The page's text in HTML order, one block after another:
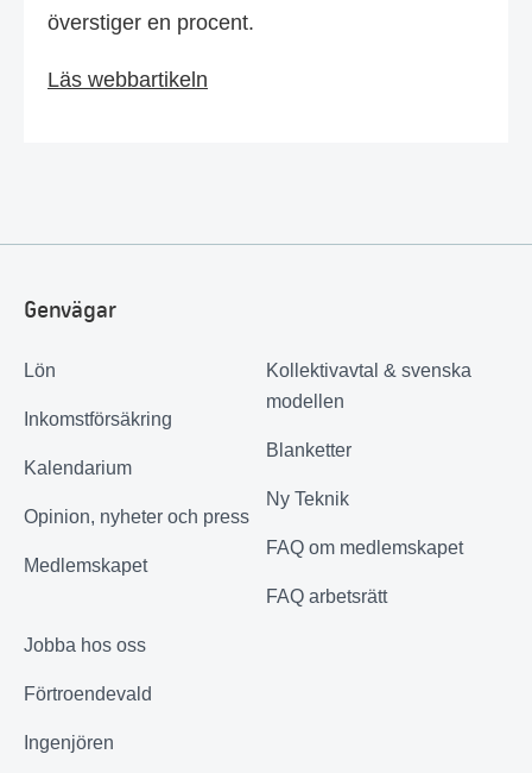
överstiger en procent.
Läs webbartikeln
Genvägar
Lön
Inkomstförsäkring
Kalendarium
Opinion, nyheter och press
Medlemskapet
Kollektivavtal & svenska
modellen
Blanketter
Ny Teknik
FAQ om medlemskapet
FAQ arbetsrätt
Jobba hos oss
Förtroendevald
Ingenjören